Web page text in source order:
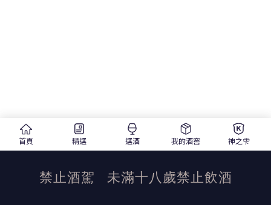
首頁 精選 選酒 我的酒窖 神之雫
禁止酒駕 未滿十八歲禁止飲酒